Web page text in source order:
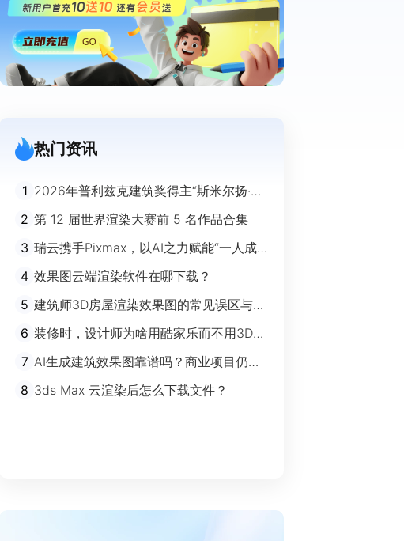
热门资讯
1 2026年普利兹克建筑奖得主“斯米尔扬·拉
迪奇”经典作品欣赏
2 第 12 届世界渲染大赛前 5 名作品合集
3 瑞云携手Pixmax，以AI之力赋能“一人成
4 效果图云端渲染软件在哪下载？
5 建筑师3D房屋渲染效果图的常见误区与规
避指南
6 装修时，设计师为啥用酷家乐而不用3Ds
max？
7 AI生成建筑效果图靠谱吗？商业项目仍离
不开传统渲染
8 3ds Max 云渲染后怎么下载文件？